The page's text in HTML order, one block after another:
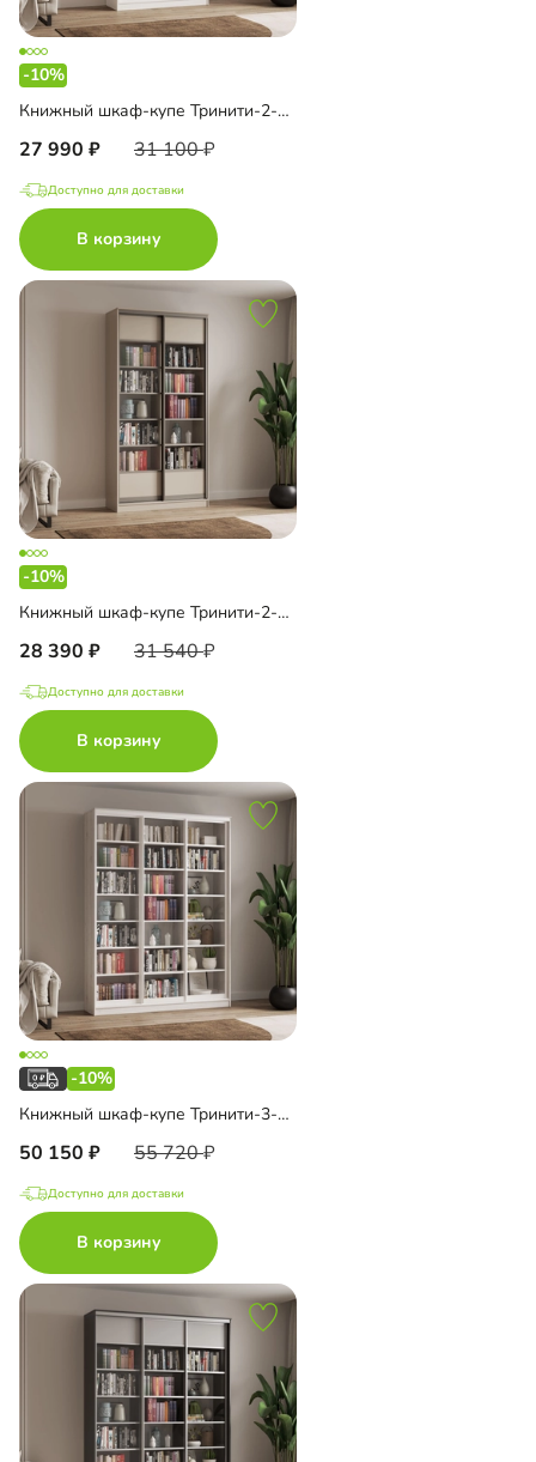
-10%
Книжный шкаф-купе Тринити-2-1 6 полок
27 990 31 100
Доступно для доставки
В корзину
-10%
Книжный шкаф-купе Тринити-2-2 6 полок
28 390 31 540
Доступно для доставки
В корзину
-10%
Книжный шкаф-купе Тринити-3-1 6 полок
50 150 55 720
Доступно для доставки
В корзину